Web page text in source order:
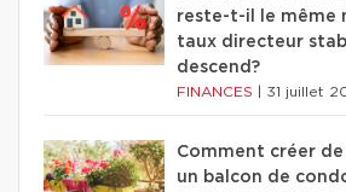
reste-t-il le même
taux directeur
descend?
FINANCES 31 juillet
Comment créer
un balcon de